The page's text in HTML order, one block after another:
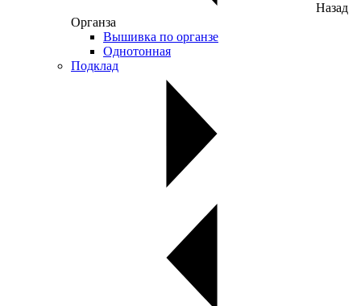
Назад
Органза
Вышивка по органзе
Однотонная
Подклад